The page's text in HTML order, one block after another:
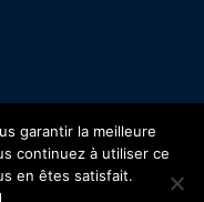
garantir la meilleure
continuez à utiliser ce
en êtes satisfait.